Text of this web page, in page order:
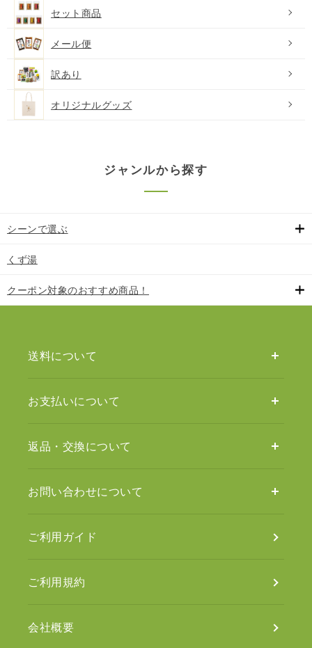
セット商品
メール便
訳あり
オリジナルグッズ
ジャンルから探す
シーンで選ぶ
くず湯
クーポン対象のおすすめ商品！
送料について
お支払いについて
返品・交換について
お問い合わせについて
ご利用ガイド
ご利用規約
会社概要